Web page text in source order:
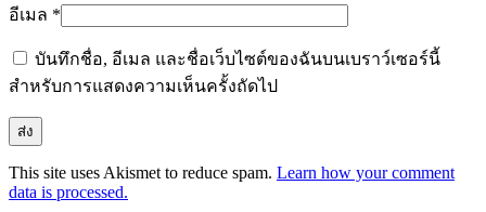
อีเมล *
บันทึกชื่อ, อีเมล และชื่อเว็บไซต์ของฉันบนเบราว์เซอร์นี้
สำหรับการแสดงความเห็นครั้งถัดไป
This site uses Akismet to reduce spam. Learn how your comment
data is processed.